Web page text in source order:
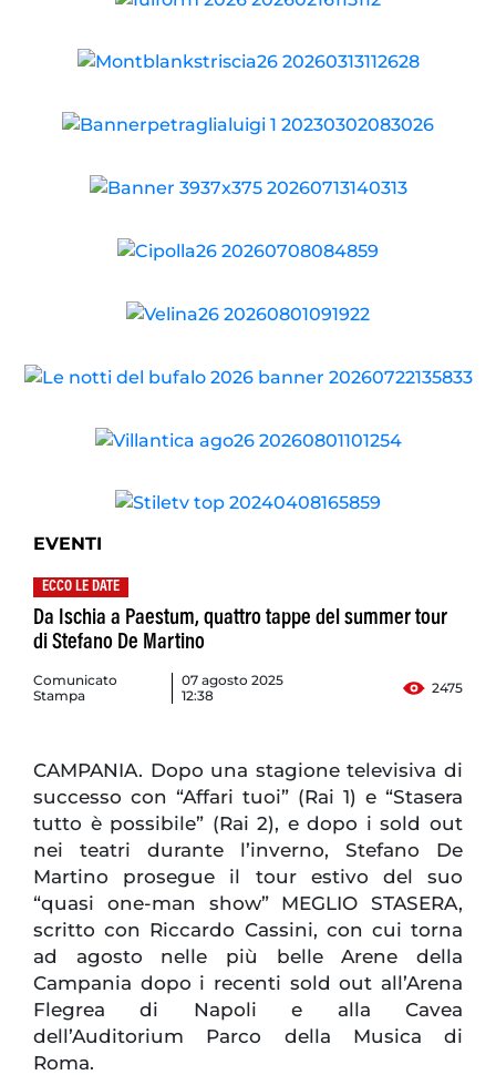
EVENTI
ECCO LE DATE
Da Ischia a Paestum, quattro tappe del summer tour
di Stefano De Martino
Comunicato
Stampa
07 agosto 2025
12:38
2475
CAMPANIA. Dopo una stagione televisiva di
successo con “Affari tuoi” (Rai 1) e “Stasera
tutto è possibile” (Rai 2), e dopo i sold out
nei teatri durante l’inverno, Stefano De
Martino prosegue il tour estivo del suo
“quasi one-man show” MEGLIO STASERA,
scritto con Riccardo Cassini, con cui torna
ad agosto nelle più belle Arene della
Campania dopo i recenti sold out all’Arena
Flegrea di Napoli e alla Cavea
dell’Auditorium Parco della Musica di
Roma.